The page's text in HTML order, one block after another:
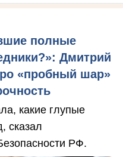
полные
Дмитрий
«пробный шар»
какие глупые
сказал
РФ.